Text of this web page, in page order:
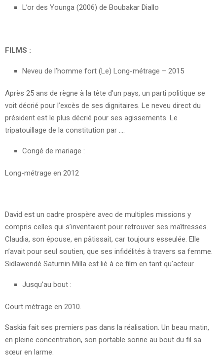
L’or des Younga (2006) de Boubakar Diallo
FILMS :
Neveu de l’homme fort (Le) Long-métrage – 2015
Après 25 ans de règne à la tête d’un pays, un parti politique se
voit décrié pour l’excès de ses dignitaires. Le neveu direct du
président est le plus décrié pour ses agissements. Le
tripatouillage de la constitution par ….
Congé de mariage :
Long-métrage en 2012
David est un cadre prospère avec de multiples missions y
compris celles qui s’inventaient pour retrouver ses maîtresses.
Claudia, son épouse, en pâtissait, car toujours esseulée. Elle
n’avait pour seul soutien, que ses infidélités à travers sa femme.
Sidlawendé Saturnin Milla est lié à ce film en tant qu’acteur.
Jusqu’au bout :
Court métrage en 2010.
Saskia fait ses premiers pas dans la réalisation. Un beau matin,
en pleine concentration, son portable sonne au bout du fil sa
sœur en larme.